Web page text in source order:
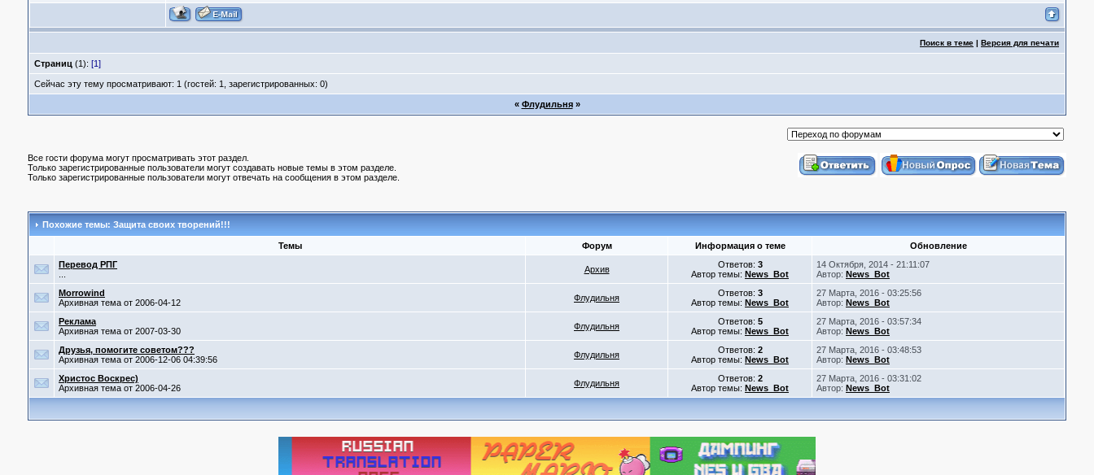
Поиск в теме | Версия для печати
Страниц (1): [1]
Сейчас эту тему просматривают: 1 (гостей: 1, зарегистрированных: 0)
« Флудильня»
Все гости форума могут просматривать этот раздел.
Только зарегистрированные пользователи могут создавать новые темы в этом разделе.
Только зарегистрированные пользователи могут отвечать на сообщения в этом разделе.
Похожие темы: Защита своих творений!!!
Темы Форум Информация о теме
Обновление
Перевод РПГ
Архив Ответов: 3
Автор темы: News_Bot
14 Октября, 2014 - 21:11:07
Автор: News_Bot
Morrowind
Архивная тема от 2006-04-12
Флудильня Ответов: 3
Автор темы: News_Bot
27 Марта, 2016 - 03:25:56
Автор: News_Bot
Реклама
Архивная тема от 2007-03-30
Флудильня Ответов: 5
Автор темы: News_Bot
27 Марта, 2016 - 03:57:34
Автор: News_Bot
Друзья, помогите советом???
Архивная тема от 2006-12-06 04:39:56
Флудильня Ответов: 2
Автор темы: News_Bot
27 Марта, 2016 - 03:48:53
Автор: News_Bot
Христос Воскрес)
Архивная тема от 2006-04-26
Флудильня Ответов: 2
Автор темы: News_Bot
27 Марта, 2016 - 03:31:02
Автор: News_Bot